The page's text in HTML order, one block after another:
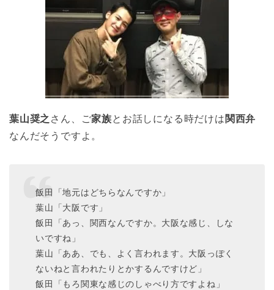
葉山奨之 さん、ご家族とお話しになる時だけは 関西弁
なんだそうですよ。
飯田「地元はどちらなんですか」
葉山「大阪です」
飯田「あっ、関西なんですか。大阪な感じ、しな
いですね」
葉山「ああ、でも、よく言われます。大阪っぽく
ないねと言われたりとかするんですけど」
飯田「もろ関東な感じのしゃべり方ですよね」